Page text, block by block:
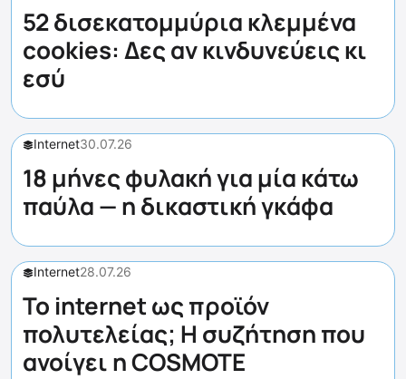
52 δισεκατομμύρια κλεμμένα
cookies: Δες αν κινδυνεύεις κι
εσύ
Internet30.07.26
18 μήνες φυλακή για μία κάτω
παύλα — η δικαστική γκάφα
Internet28.07.26
Το internet ως προϊόν
πολυτελείας; Η συζήτηση που
ανοίγει η COSMOTE